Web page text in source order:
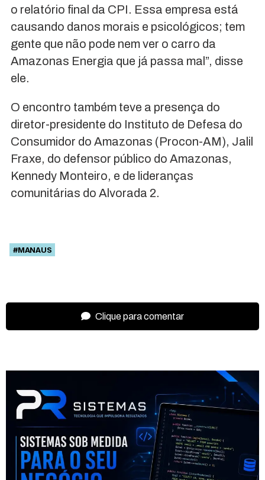
o relatório final da CPI. Essa empresa está
causando danos morais e psicológicos; tem
gente que não pode nem ver o carro da
Amazonas Energia que já passa mal”, disse
ele.
O encontro também teve a presença do
diretor-presidente do Instituto de Defesa do
Consumidor do Amazonas (Procon-AM), Jalil
Fraxe, do defensor público do Amazonas,
Kennedy Monteiro, e de lideranças
comunitárias do Alvorada 2.
#MANAUS
Clique para comentar